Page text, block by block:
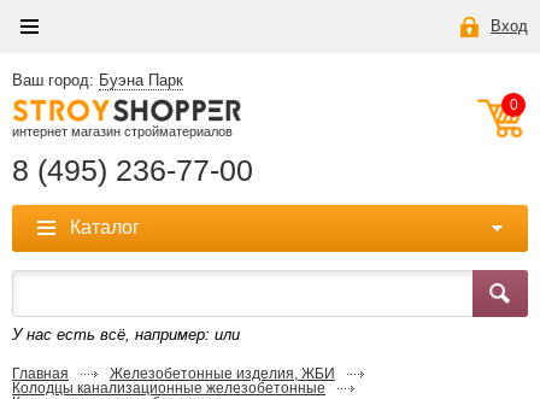
Вход
Ваш город: Буэна Парк
интернет магазин стройматериалов
8 (495) 236-77-00
0
Каталог
У нас есть всё, например: или
Главная
Железобетонные изделия, ЖБИ
Колодцы канализационные железобетонные